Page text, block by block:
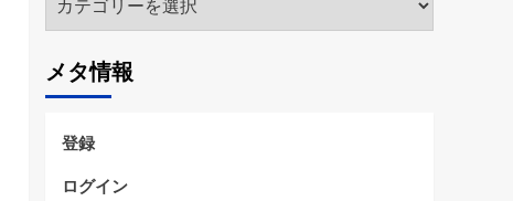
テ
リ
ー
メタ情報
登録
ログイン